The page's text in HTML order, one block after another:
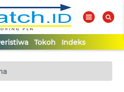
Tokoh Indeks